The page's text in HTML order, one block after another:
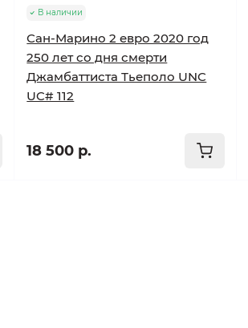
В наличии
Сан-Марино 2 евро 2020 год
250 лет со дня смерти
Джамбаттиста Тьеполо UNC
UC# 112
18 500 р.